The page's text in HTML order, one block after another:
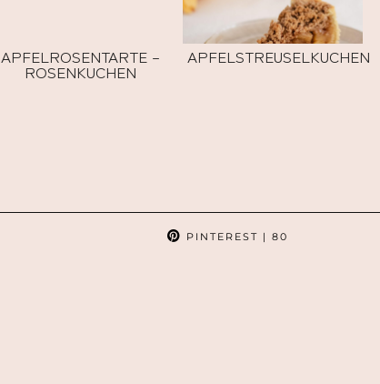
APFELROSENTARTE –
ROSENKUCHEN
APFELSTREUSELKUCHEN
PINTEREST | 80